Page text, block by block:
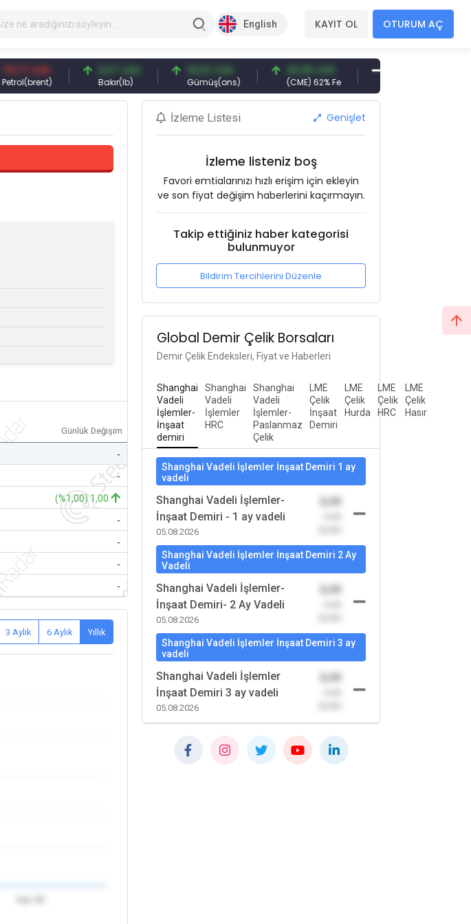
English KAYIT OL OTURUM AÇ
6,67 USD
Bakır(lb)
94,51 USD
Gümüş(ons)
93,96 USD
(CME) 62% Fe
377,25 USD
Gemi Söküm
Günlük Değişim
-
-
(%1,00) 1,00
-
-
-
-
3 Aylık 6 Aylık Yıllık
İzleme Listesi Genişlet
İzleme listeniz boş
Favori emtialarınızı hızlı erişim için ekleyin
ve son fiyat değişim haberlerini kaçırmayın.
Takip ettiğiniz haber kategorisi
bulunmuyor
Bildirim Tercihlerini Düzenle
Global Demir Çelik Borsaları
Demir Çelik Endeksleri, Fiyat ve Haberleri
Shanghai
Vadeli
İşlemler-
İnşaat
demiri
Shanghai
Vadeli
İşlemler
HRC
Shanghai
Vadeli
İşlemler-
Paslanmaz
Çelik
LME
Çelik
İnşaat
Demiri
LME
Çelik
Hurda
LME
Çelik
HRC
LME
Çelik
Hasır
Shanghai Vadeli İşlemler İnşaat Demiri 1 ay
vadeli
Shanghai Vadeli İşlemler-
İnşaat Demiri - 1 ay vadeli
05.08.2026
Shanghai Vadeli İşlemler İnşaat Demiri 2 Ay
Vadeli
Shanghai Vadeli İşlemler-
İnşaat Demiri- 2 Ay Vadeli
05.08.2026
Shanghai Vadeli İşlemler İnşaat Demiri 3 ay
vadeli
Shanghai Vadeli İşlemler
İnşaat Demiri 3 ay vadeli
05.08.2026